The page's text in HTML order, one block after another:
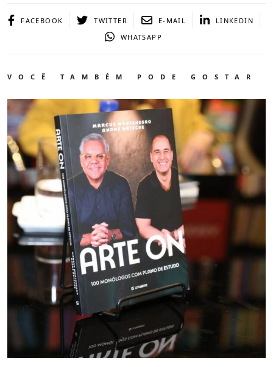
FACEBOOK TWITTER E-MAIL
LINKEDIN
WHATSAPP
VOCÊ TAMBÉM PODE GOSTAR